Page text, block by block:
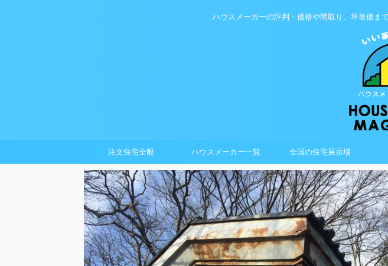
ハウスメーカーの評判・価格や間取り、坪単価ま
注文住宅全般 ハウスメーカー一覧 全国の住宅展示場